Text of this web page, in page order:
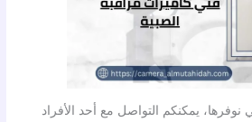
نوفرها، يمكنكم التواصل مع أحد الأفراد